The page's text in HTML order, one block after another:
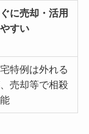
に売却・活用
すい
特例は外れる
売却等で相殺